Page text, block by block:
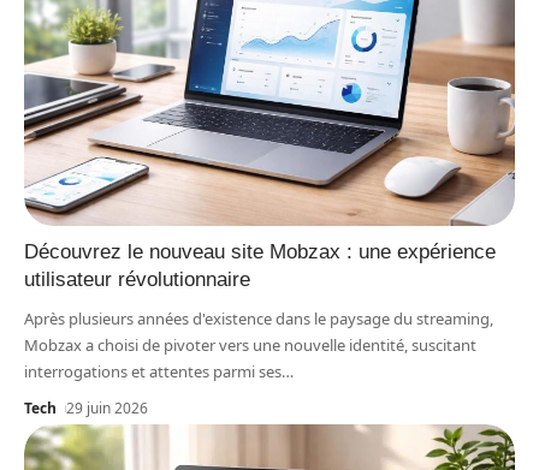
Découvrez le nouveau site Mobzax : une expérience
utilisateur révolutionnaire
Après plusieurs années d'existence dans le paysage du streaming,
Mobzax a choisi de pivoter vers une nouvelle identité, suscitant
interrogations et attentes parmi ses…
Tech 29 juin 2026